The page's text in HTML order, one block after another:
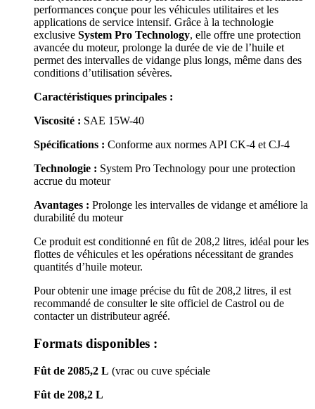
performances conçue pour les véhicules utilitaires et les
applications de service intensif. Grâce à la technologie
exclusive System Pro Technology, elle offre une protection
avancée du moteur, prolonge la durée de vie de l’huile et
permet des intervalles de vidange plus longs, même dans des
conditions d’utilisation sévères.
Caractéristiques principales :
Viscosité : SAE 15W-40
Spécifications : Conforme aux normes API CK-4 et CJ-4
Technologie : System Pro Technology pour une protection
accrue du moteur
Avantages : Prolonge les intervalles de vidange et améliore la
durabilité du moteur
Ce produit est conditionné en fût de 208,2 litres, idéal pour les
flottes de véhicules et les opérations nécessitant de grandes
quantités d’huile moteur.
Pour obtenir une image précise du fût de 208,2 litres, il est
recommandé de consulter le site officiel de Castrol ou de
contacter un distributeur agréé.
Formats disponibles :
Fût de 2085,2 L (vrac ou cuve spéciale
Fût de 208,2 L